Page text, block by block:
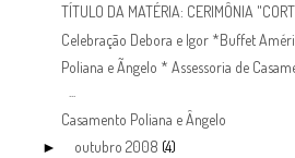
TÍTULO DA MATÉRIA: CERIMÔNIA
Celebração Debora e Igor *Buffet
Poliana e Ãngelo * Assessoria de
Casamento Poliana e Ângelo
► outubro 2008 (4)